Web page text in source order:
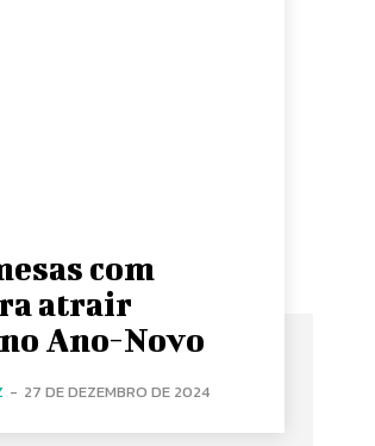
com
atrair
Ano-Novo
- 27 DE DEZEMBRO DE 2024